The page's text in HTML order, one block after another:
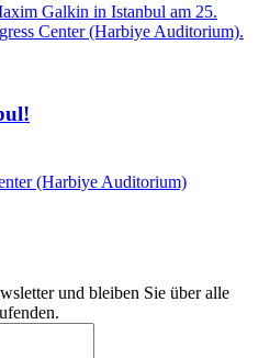
Galkin in Istanbul am 25.
Center (Harbiye Auditorium).
(Harbiye Auditorium)
und bleiben Sie über alle